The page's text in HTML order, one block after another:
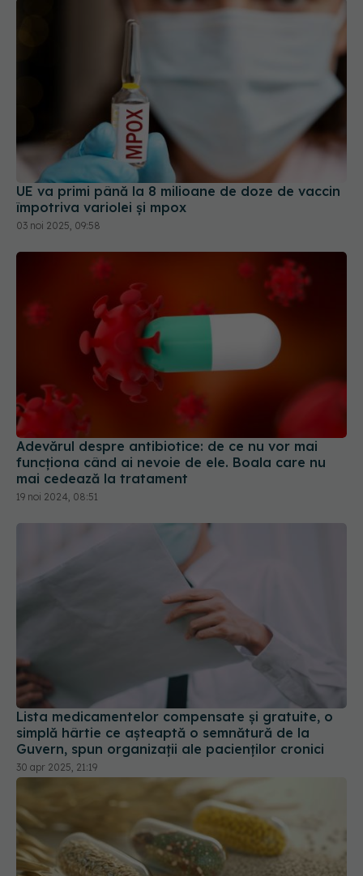
UE va primi până la 8 milioane de doze de vaccin
împotriva variolei și mpox
03 noi 2025, 09:58
Adevărul despre antibiotice: de ce nu vor mai
funcționa când ai nevoie de ele. Boala care nu
mai cedează la tratament
19 noi 2024, 08:51
Lista medicamentelor compensate şi gratuite, o
simplă hârtie ce aşteaptă o semnătură de la
Guvern, spun organizaţii ale pacienţilor cronici
30 apr 2025, 21:19